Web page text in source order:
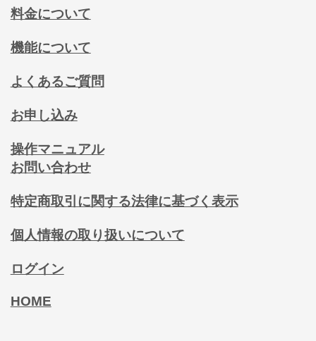
料金について
機能について
よくあるご質問
お申し込み
操作マニュアル
お問い合わせ
特定商取引に関する法律に基づく表示
個人情報の取り扱いについて
ログイン
HOME